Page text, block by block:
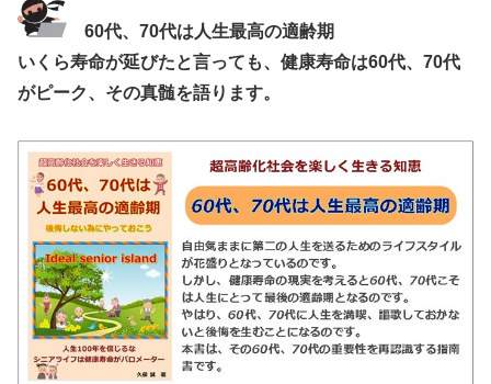
60代、70代は人生最高の適齢期
いくら寿命が延びたと言っても、健康寿命は60代、70代
がピーク、その真髄を語ります。